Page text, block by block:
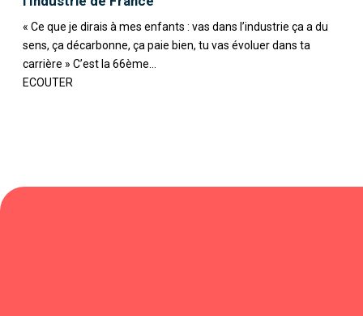
« Ce que je dirais à mes enfants : vas dans l’industrie ça a du
sens, ça décarbonne, ça paie bien, tu vas évoluer dans ta
carrière » C’est la 66ème...
ECOUTER